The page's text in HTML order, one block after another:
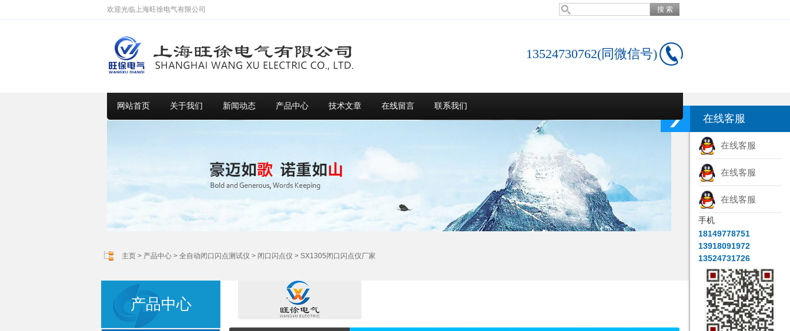
欢迎光临上海旺徐电气有限公司
13524730762(同微信号)
网站首页 关于我们 新闻动态 产品中心 技术文章 在线留言 联系我们
主页 > 产品中心 > 全自动闭口闪点测试仪 > 闭口闪点仪 > SX1305闭口闪点仪厂家
产品中心
在线客服
在线客服
在线客服
在线客服
手机
18149778751
13918091972
13524731726